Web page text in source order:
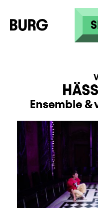
Direkt zum Inhalt
Ensemble&